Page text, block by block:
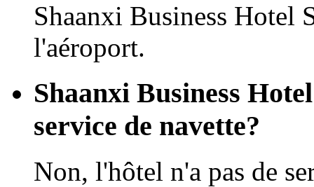
Shaanxi Business Hotel
l'aéroport.
Shaanxi Business
service de navette?
Non, l'hôtel n'a pas de